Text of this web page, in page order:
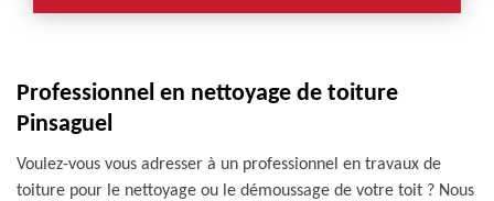
Professionnel en nettoyage de toiture
Pinsaguel
Voulez-vous vous adresser à un professionnel en travaux de
toiture pour le nettoyage ou le démoussage de votre toit ? Nous